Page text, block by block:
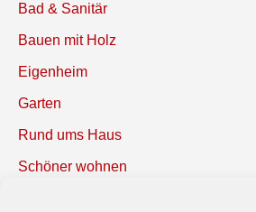
Bad & Sanitär
Bauen mit Holz
Eigenheim
Garten
Rund ums Haus
Schöner wohnen